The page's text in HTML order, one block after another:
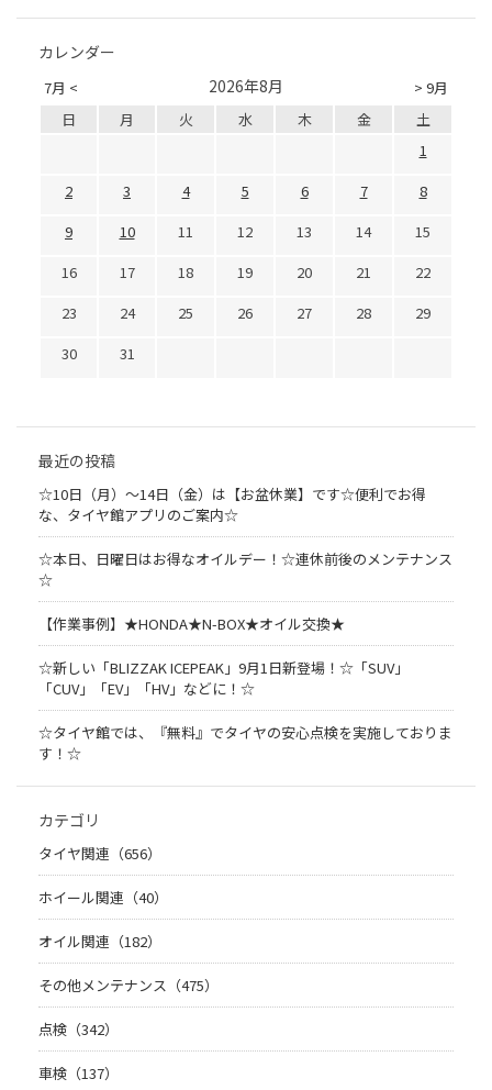
カレンダー
7月 < > 9月
2026年8月
日 月 火 水 木 金
土
1
2
3 4 5 6 7
8
9
10 11 12 13 14
15
16
17 18 19 20 21
22
23
24 25 26 27 28
29
30
31
最近の投稿
☆10日（月）～14日（金）は【お盆休業】です☆便利でお得
な、タイヤ館アプリのご案内☆
☆本日、日曜日はお得なオイルデー！☆連休前後のメンテナンス
☆
【作業事例】★HONDA★N-BOX★オイル交換★
☆新しい「BLIZZAK ICEPEAK」9月1日新登場！☆「SUV」
「CUV」「EV」「HV」などに！☆
☆タイヤ館では、『無料』でタイヤの安心点検を実施しておりま
す！☆
カテゴリ
タイヤ関連（656）
ホイール関連（40）
オイル関連（182）
その他メンテナンス（475）
点検（342）
車検（137）